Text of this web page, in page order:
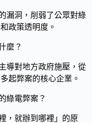
漏洞，削弱了公眾對綠
政策透明度。
麼？
導對地方政府施壓，從
起弊案的核心企業。
綠電弊案？
，就辦到哪裡」的原